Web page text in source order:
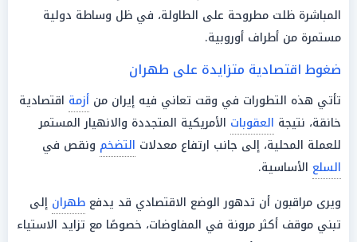
المباشرة ظلت مطروحة على الطاولة، في ظل وساطة دولية
مستمرة من أطراف أوروبية.
ضغوط اقتصادية متزايدة على طهران
تأتي هذه التطورات في وقت تعاني فيه إيران من أزمة اقتصادية
خانقة، نتيجة العقوبات الأمريكية المتجددة والانهيار المستمر
للعملة المحلية، إلى جانب ارتفاع معدلات التضخم ونقص في
السلع الأساسية.
ويرى مراقبون أن تدهور الوضع الاقتصادي قد يدفعطهران إلى
تبني موقف أكثر مرونة في المفاوضات، خصوصًا مع تزايد الاستياء